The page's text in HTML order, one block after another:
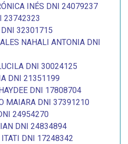
INÉS DNI 24079237
23742323
DNI 32301715
NAHALI ANTONIA DNI
DNI 30024125
DNI 21351199
DNI 17808704
MAIARA DNI 37391210
24954270
DNI 24834894
ITATI DNI 17248342